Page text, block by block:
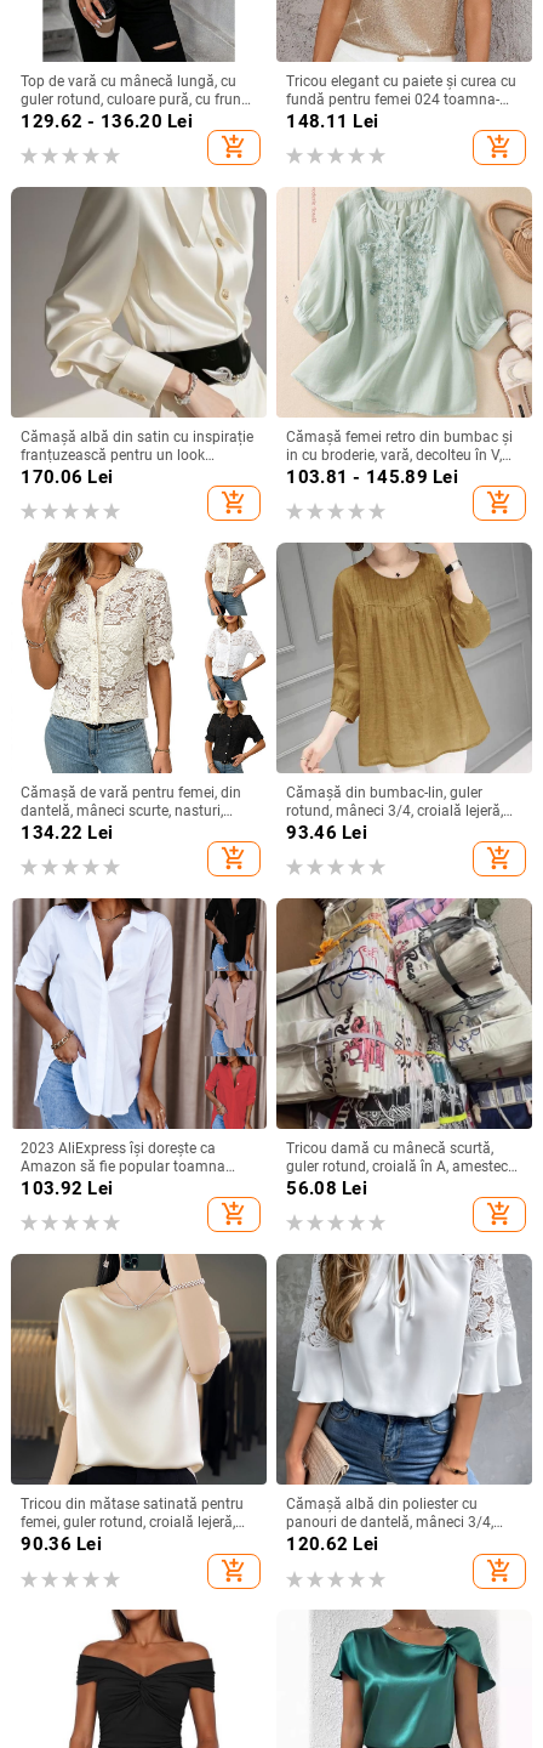
Top de vară cu mânecă lungă, cu
guler rotund, culoare pură, cu frunze
de lotus, pentru femei, stil simplu,
Amazon, export transfrontalier
european și american, 2025
129.62 - 136.20 Lei
add_shopping_cart
Tricou elegant cu paiete și curea cu
fundă pentru femei 024 toamna-
iarna nou, mânecă zburătoare,
148.11 Lei
add_shopping_cart
Cămașă albă din satin cu inspirație
franțuzească pentru un look
elegant la birou
170.06 Lei
add_shopping_cart
Cămașă femei retro din bumbac și
in cu broderie, vară, decolteu în V,
croială lejeră, culoare solidă,
103.81 - 145.89 Lei
add_shopping_cart
Cămașă de vară pentru femei, din
dantelă, mâneci scurte, nasturi,
imprimeu floral, croială lejeră, guler
rotund, din bumbac-poliester
134.22 Lei
add_shopping_cart
Cămașă din bumbac-lin, guler
rotund, mâneci 3/4, croială lejeră,
stil urban de relaxare
93.46 Lei
add_shopping_cart
2023 AliExpress își dorește ca
Amazon să fie popular toamna
anului 2023, cămașă simplă cu
mânecă lungă și decolteu în V
pentru femei, cămașă pentru femei
103.92 Lei
add_shopping_cart
Tricou damă cu mânecă scurtă,
guler rotund, croială în A, amestec
poliester-spandex, imprimat și
56.08 Lei
add_shopping_cart
Tricou din mătase satinată pentru
femei, guler rotund, croială lejeră,
mâneci 3/4, top lejer de vară
90.36 Lei
add_shopping_cart
Cămașă albă din poliester cu
panouri de dantelă, mâneci 3/4,
guler rotund, croială lejeră
120.62 Lei
add_shopping_cart